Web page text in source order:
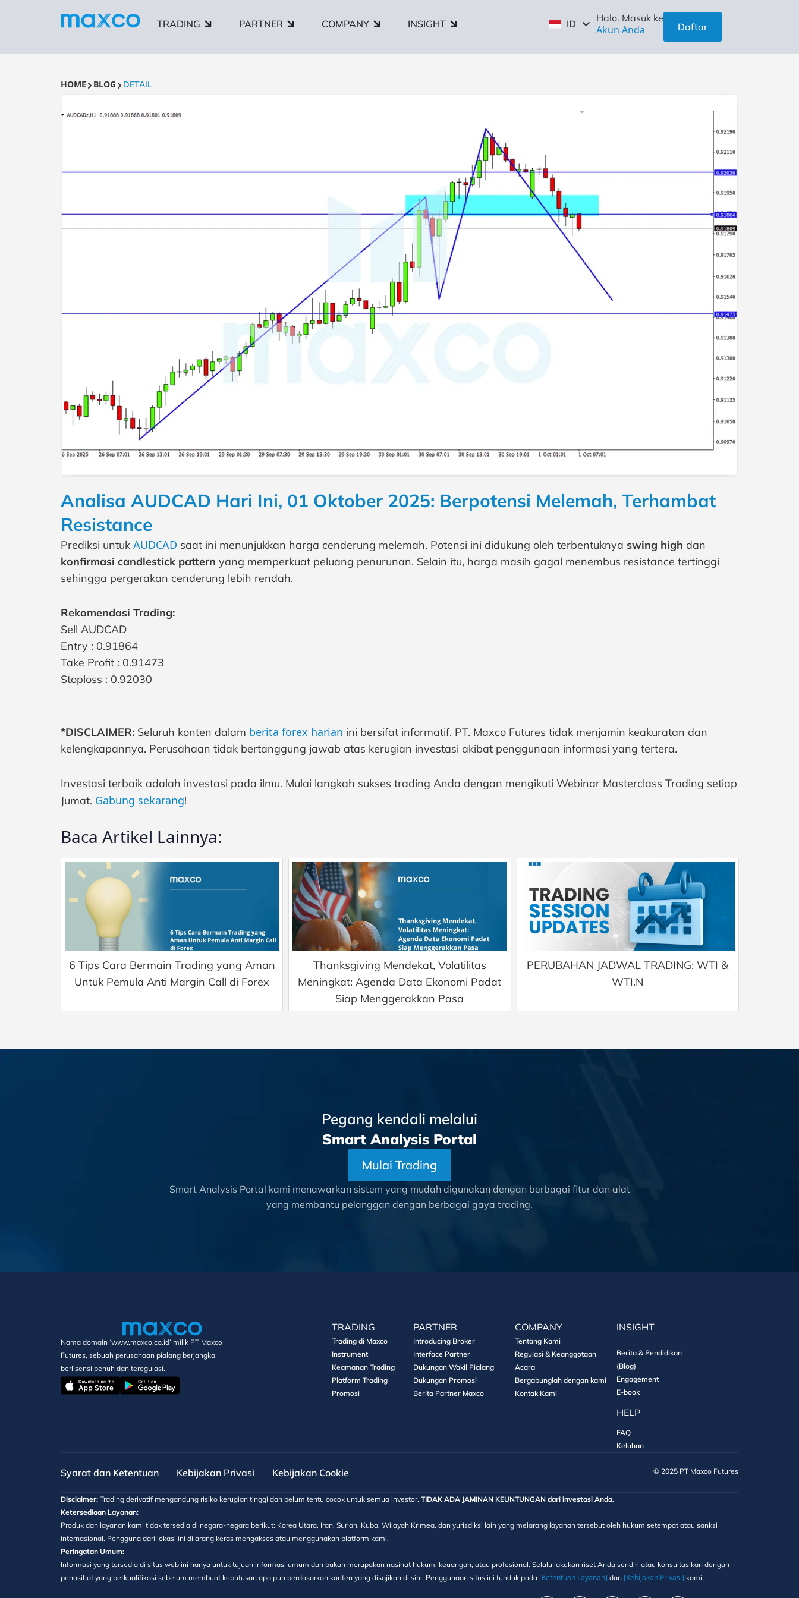
TRADING PARTNER COMPANY INSIGHT ID
ZH
Halo. Masuk ke
Akun Anda Daftar
HOME BLOG DETAIL
Analisa AUDCAD Hari Ini, 01 Oktober 2025: Berpotensi Melemah, Terhambat
Resistance
Prediksi untuk AUDCAD saat ini menunjukkan harga cenderung melemah. Potensi ini didukung oleh terbentuknya swing high dan
konfirmasi candlestick pattern yang memperkuat peluang penurunan. Selain itu, harga masih gagal menembus resistance tertinggi
sehingga pergerakan cenderung lebih rendah.
Rekomendasi Trading:
Sell AUDCAD
Entry : 0.91864
Take Profit : 0.91473
Stoploss : 0.92030
*DISCLAIMER: Seluruh konten dalam berita forex harian ini bersifat informatif. PT. Maxco Futures tidak menjamin keakuratan dan
kelengkapannya. Perusahaan tidak bertanggung jawab atas kerugian investasi akibat penggunaan informasi yang tertera.
Investasi terbaik adalah investasi pada ilmu. Mulai langkah sukses trading Anda dengan mengikuti Webinar Masterclass Trading setiap
Jumat. Gabung sekarang!
Baca Artikel Lainnya:
6 Tips Cara Bermain Trading yang Aman
Untuk Pemula Anti Margin Call di Forex
Thanksgiving Mendekat, Volatilitas
Meningkat: Agenda Data Ekonomi Padat
Siap Menggerakkan Pasa
PERUBAHAN JADWAL TRADING: WTI &
WTI.N
Pegang kendali melalui
Smart Analysis Portal
Mulai Trading
Smart Analysis Portal kami menawarkan sistem yang mudah digunakan dengan berbagai fitur dan alat
yang membantu pelanggan dengan berbagai gaya trading.
Nama domain ‘www.maxco.co.id’ milik PT Maxco
Futures, sebuah perusahaan pialang berjangka
berlisensi penuh dan teregulasi.
TRADING
Trading di Maxco
Instrument
Keamanan Trading
Platform Trading
Promosi
PARTNER
Introducing Broker
Interface Partner
Dukungan Wakil Pialang
Dukungan Promosi
Berita Partner Maxco
COMPANY
Tentang Kami
Regulasi & Keanggotaan
Acara
Bergabunglah dengan kami
Kontak Kami
INSIGHT
Berita & Pendidikan
(Blog)
Engagement
E-book
HELP
FAQ
Keluhan
Syarat dan Ketentuan Kebijakan Privasi Kebijakan Cookie ©️ 2025 PT Maxco Futures
Disclaimer: Trading derivatif mengandung risiko kerugian tinggi dan belum tentu cocok untuk semua investor. TIDAK ADA JAMINAN KEUNTUNGAN dari investasi Anda.
Ketersediaan Layanan:
Produk dan layanan kami tidak tersedia di negara-negara berikut: Korea Utara, Iran, Suriah, Kuba, Wilayah Krimea, dan yurisdiksi lain yang melarang layanan tersebut oleh hukum setempat atau sanksi
internasional. Pengguna dari lokasi ini dilarang keras mengakses atau menggunakan platform kami.
Peringatan Umum:
Informasi yang tersedia di situs web ini hanya untuk tujuan informasi umum dan bukan merupakan nasihat hukum, keuangan, atau profesional. Selalu lakukan riset Anda sendiri atau konsultasikan dengan
penasihat yang berkualifikasi sebelum membuat keputusan apa pun berdasarkan konten yang disajikan di sini. Penggunaan situs ini tunduk pada [Ketentuan Layanan] dan [Kebijakan Privasi] kami.